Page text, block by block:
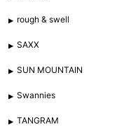
rough & swell
SAXX
SUN MOUNTAIN
Swannies
TANGRAM